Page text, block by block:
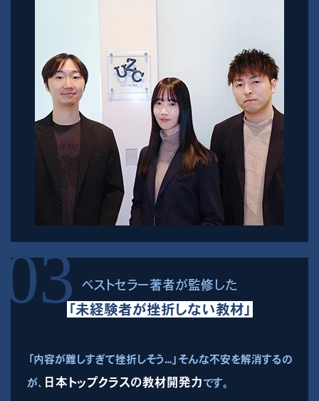
ベストセラー著者が監修した
「未経験者が挫折しない教材」
「内容が難しすぎて挫折しそう…」そんな不安を解消するの
が、 日本トップクラスの教材開発力です。